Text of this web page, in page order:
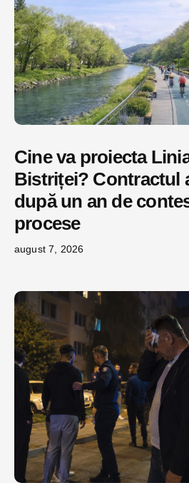
Cine va proiecta
Bistriței? Contractul
după un an de
procese
august 7, 2026